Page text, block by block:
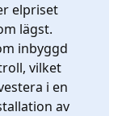
elpriset
lägst.
inbyggd
vilket
i en
av